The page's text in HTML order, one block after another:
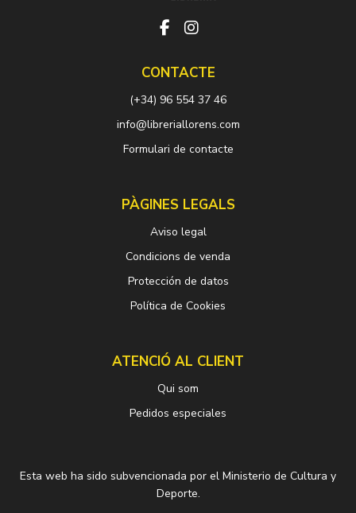
CONTACTE
(+34) 96 554 37 46
info@libreriallorens.com
Formulari de contacte
PÀGINES LEGALS
Aviso legal
Condicions de venda
Protección de datos
Política de Cookies
ATENCIÓ AL CLIENT
Qui som
Pedidos especiales
Esta web ha sido subvencionada por el Ministerio de Cultura y
Deporte.